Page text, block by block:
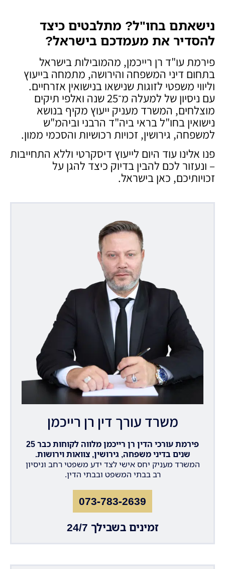
נישאתם בחו"ל? מתלבטים כיצד
להסדיר את מעמדכם בישראל?
פירמת עו"ד רן רייכמן, מהמובילות בישראל
בתחום דיני המשפחה והירושה, מתמחה בייעוץ
וליווי משפטי לזוגות שנישאו בנישואין אזרחיים.
עם ניסיון של למעלה מ־25 שנה ואלפי תיקים
מוצלחים, המשרד מעניק ייעוץ מקיף בנושא
נישואין בחו"ל בראי ביה"ד הרבני וביהמ"ש
למשפחה, גירושין, זכויות רכושיות והסכמי ממון.
פנו אלינו עוד היום לייעוץ דיסקרטי וללא התחייבות
– ונעזור לכם להבין בדיוק כיצד להגן על
זכויותיכם, כאן בישראל.
משרד עורך דין רן רייכמן
פירמת עורכי הדין רן רייכמן מלווה לקוחות כבר 25
שנים בדיני משפחה, גירושין, צוואות וירושות.
המשרד מעניק יחס אישי לצד ידע משפטי רחב וניסיון
רב בבתי המשפט ובבתי הדין.
073-783-2639
זמינים בשבילך 24/7